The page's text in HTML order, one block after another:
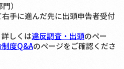
）
手に進んだ先に出頭申告者受付
しくは違反調査・出頭のペー
度Q&Aのページをご確認くださ